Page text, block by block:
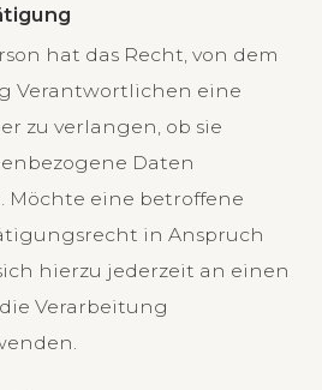
hat das Recht, von dem
Verantwortlichen eine
zu verlangen, ob sie
Daten
Möchte eine betroffene
in Anspruch
hierzu jederzeit an einen
Verarbeitung